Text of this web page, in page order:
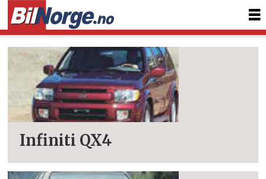
Tag:
tester
infiniti
Infiniti QX4